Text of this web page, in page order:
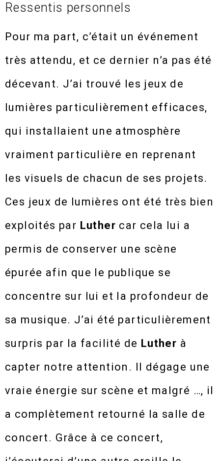
Ressentis personnels
Pour ma part, c’était un événement
très attendu, et ce dernier n’a pas été
décevant. J’ai trouvé les jeux de
lumières particulièrement efficaces,
qui installaient une atmosphère
vraiment particulière en reprenant
les visuels de chacun de ses projets.
Ces jeux de lumières ont été très bien
exploités par Luther car cela lui a
permis de conserver une scène
épurée afin que le publique se
concentre sur lui et la profondeur de
sa musique. J’ai été particulièrement
surpris par la facilité de Luther à
capter notre attention. Il dégage une
vraie énergie sur scène et malgré …, il
a complètement retourné la salle de
concert. Grâce à ce concert,